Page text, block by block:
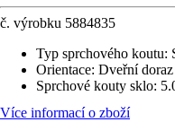
č. výrobku 5884835
Typ sprchového koutu:
Orientace: Dveřní
Sprchové kouty sklo:
Více informací o zboží